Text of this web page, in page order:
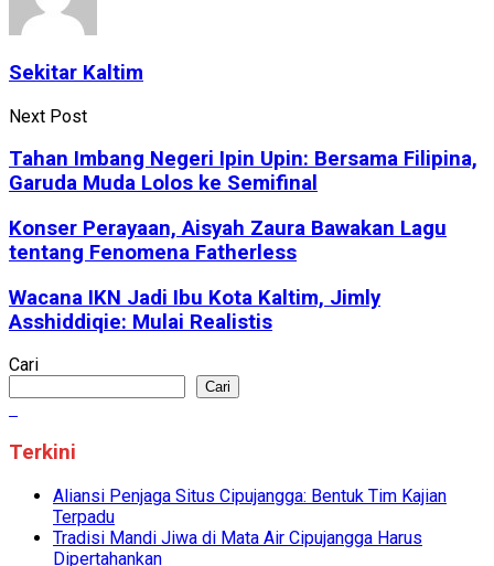
Sekitar Kaltim
Next Post
Tahan Imbang Negeri Ipin Upin: Bersama Filipina,
Garuda Muda Lolos ke Semifinal
Konser Perayaan, Aisyah Zaura Bawakan Lagu
tentang Fenomena Fatherless
Wacana IKN Jadi Ibu Kota Kaltim, Jimly
Asshiddiqie: Mulai Realistis
Cari
Cari
Terkini
Aliansi Penjaga Situs Cipujangga: Bentuk Tim Kajian
Terpadu
Tradisi Mandi Jiwa di Mata Air Cipujangga Harus
Dipertahankan